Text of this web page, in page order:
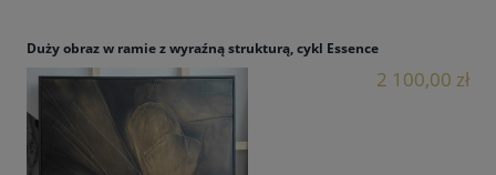
Duży obraz w ramie z wyraźną strukturą, cykl Essence
2 100,00 zł